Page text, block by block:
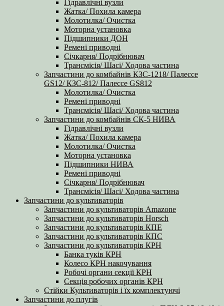
Гідравлічні вузли
Жатка/ Похила камера
Молотилка/ Очистка
Моторна установка
Підшипники ДОН
Ремені приводні
Січкарня/ Подрібнювач
Трансмісія/ Шасі/ Ходова частина
Запчастини до комбайнів КЗС-1218/ Палессе
GS12/ КЗС-812/ Палессе GS812
Молотилка/ Очистка
Ремені приводні
Трансмісія/ Шасі/ Ходова частина
Запчастини до комбайнів СК-5 НИВА
Гідравлічні вузли
Жатка/ Похила камера
Молотилка/ Очистка
Моторна установка
Підшипники НИВА
Ремені приводні
Січкарня/ Подрібнювач
Трансмісія/ Шасі/ Ходова частина
Запчастини до культиваторів
Запчастини до культиваторів Amazone
Запчастини до культиваторів Horsch
Запчастини до культиваторів КПЕ
Запчастини до культиваторів КПС
Запчастини до культиваторів КРН
Банка туків КРН
Колесо КРН накочування
Робочі органи секції КРН
Секція робочих органів КРН
Стійки Культиваторів і їх комплектуючі
Запчастини до плугів